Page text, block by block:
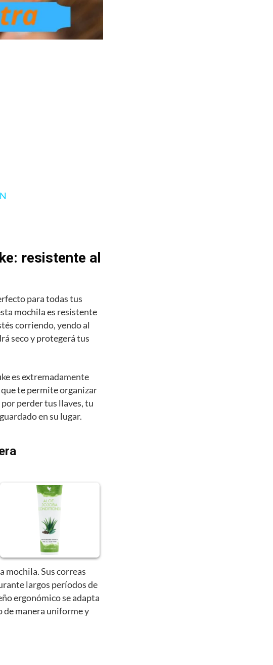
resistente al
para todas tus
mochila es resistente
corriendo, yendo al
seco y protegerá tus
es extremadamente
te permite organizar
perder tus llaves, tu
en su lugar.
mochila. Sus correas
largos períodos de
ergonómico se adapta
de manera uniforme y